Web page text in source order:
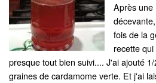
Après une
fois de la
recette
presque tout bien suivi.... J'ai ajouté
graines de cardamome verte. Et j'ai